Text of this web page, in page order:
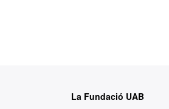
La Fundació UAB